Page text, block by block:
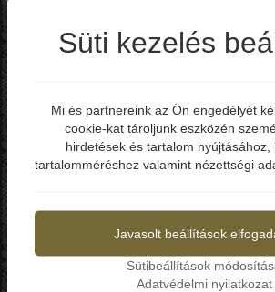
Card
MI118
-Anyaga: Rozsdamentes Acél
-Konzervnyitó
-Csavarhúzó
Elmúltál már 18 éves?
Süti kezelés
Mi és partnereink az Ön engedélyét
cookie-kat tároljunk eszközén
hirdetések és tartalom nyújtásához,
tartalomméréshez valamint nézettségi
Javasolt beállítások
Sütibeállítások
Adatvédelmi nyilatkozat